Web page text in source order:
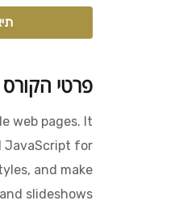
פרטי הקורס
web pages. It
JavaScript for
and make
slideshows.